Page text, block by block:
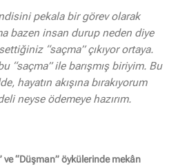
pekala bir görev olarak
bazen insan durup neden diye
“saçma” çıkıyor ortaya.
“saçma” ile barışmış biriyim. Bu
hayatın akışına bırakıyorum
neyse ödemeye hazırım.
ve “Düşman” öykülerinde mekân